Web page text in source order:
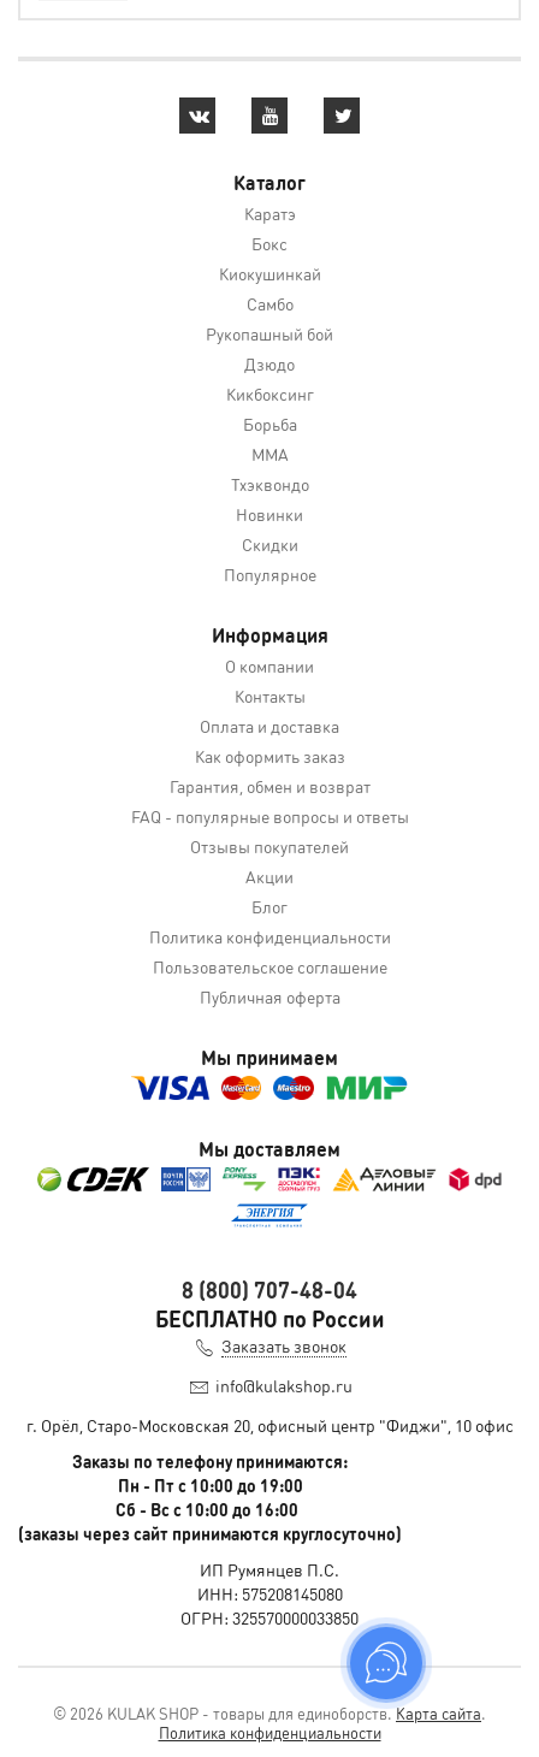
Каталог
Каратэ
Бокс
Киокушинкай
Самбо
Рукопашный бой
Дзюдо
Кикбоксинг
Борьба
MMA
Тхэквондо
Новинки
Скидки
Популярное
Информация
О компании
Контакты
Оплата и доставка
Как оформить заказ
Гарантия, обмен и возврат
FAQ - популярные вопросы и ответы
Отзывы покупателей
Акции
Блог
Политика конфиденциальности
Пользовательское соглашение
Публичная оферта
Мы принимаем
Мы доставляем
8 (800) 707-48-04
БЕСПЛАТНО по России
Заказать звонок
info@kulakshop.ru
г. Орёл, Старо-Московская 20, офисный центр "Фиджи", 10 офис
Заказы по телефону принимаются:
Пн - Пт с 10:00 до 19:00
Сб - Вс с 10:00 до 16:00
(заказы через сайт принимаются круглосуточно)
ИП Румянцев П.С.
ИНН: 575208145080
ОГРН: 325570000033850
© 2026 KULAK SHOP - товары для единоборств.Карта сайта.
Политика конфиденциальности